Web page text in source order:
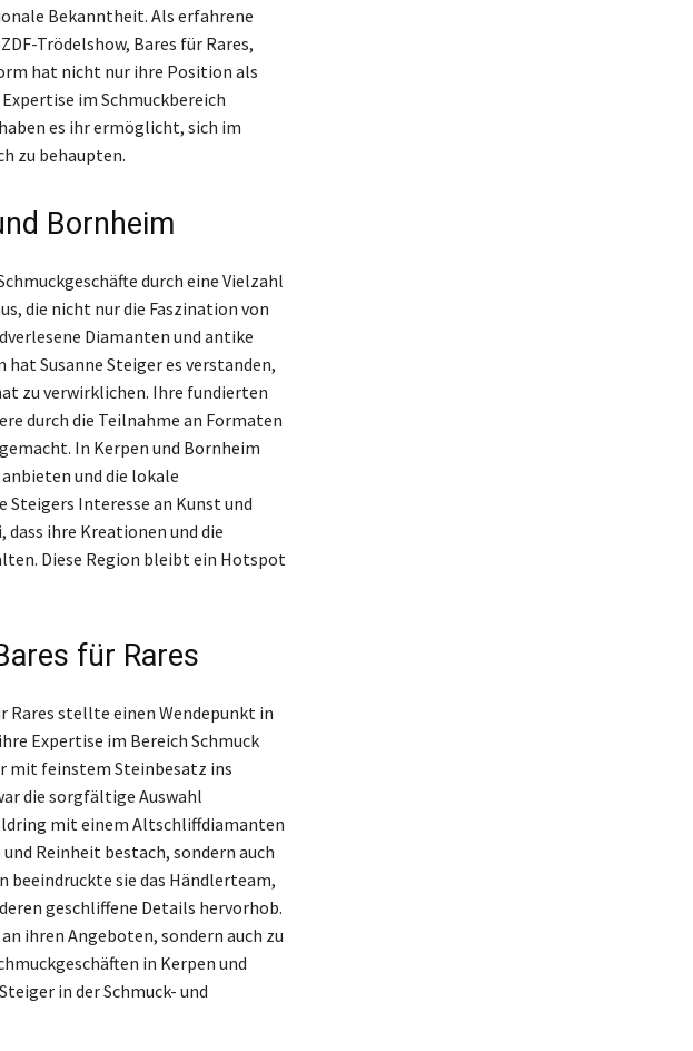
Bekanntheit. Als erfahrene
Trödelshow, Bares für Rares,
hat nicht nur ihre Position als
im Schmuckbereich
es ihr ermöglicht, sich im
zu behaupten.
Bornheim
durch eine Vielzahl
die nicht nur die Faszination von
Diamanten und antike
Susanne Steiger es verstanden,
zu verwirklichen. Ihre fundierten
durch die Teilnahme an Formaten
In Kerpen und Bornheim
und die lokale
Steigers Interesse an Kunst und
ihre Kreationen und die
Diese Region bleibt ein Hotspot
für Rares
Rares stellte einen Wendepunkt in
Expertise im Bereich Schmuck
mit feinstem Steinbesatz ins
die sorgfältige Auswahl
mit einem Altschliffdiamanten
Reinheit bestach, sondern auch
beeindruckte sie das Händlerteam,
geschliffene Details hervorhob.
ihren Angeboten, sondern auch zu
in Kerpen und
in der Schmuck- und